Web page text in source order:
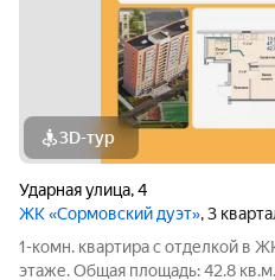
3D-тур
Ударная улица,4
ЖК «Сормовский дуэт», 3
1-комн. квартира с отделкой в
этаже. Общая площадь: 42.8